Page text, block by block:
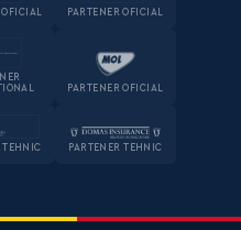
PARTENER OFICIAL
PARTENER OFICIAL
TEHNIC PARTENER TEHNIC